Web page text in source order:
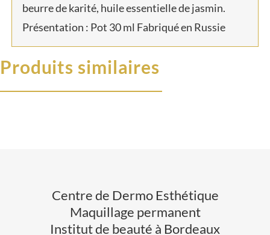
beurre de karité, huile essentielle de jasmin.
Présentation : Pot 30 ml Fabriqué en Russie
Produits similaires
Centre de Dermo Esthétique
Maquillage permanent
Institut de beauté à Bordeaux